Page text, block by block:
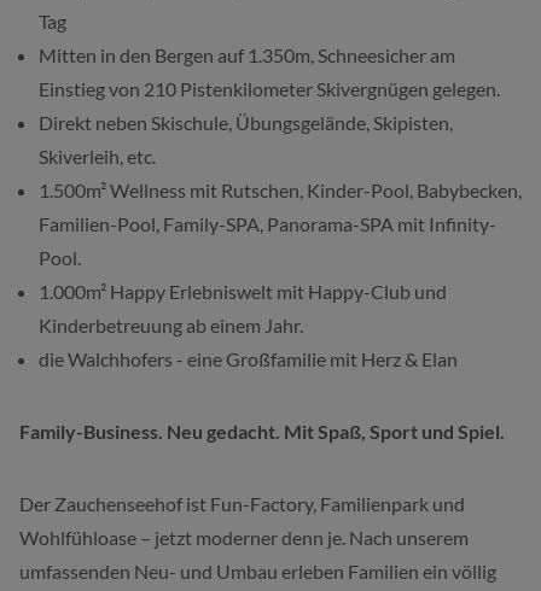
Tag
Mitten in den Bergen auf 1.350m, Schneesicher am
Einstieg von 210 Pistenkilometer Skivergnügen gelegen.
Direkt neben Skischule, Übungsgelände, Skipisten,
Skiverleih, etc.
1.500m² Wellness mit Rutschen, Kinder-Pool, Babybecken,
Familien-Pool, Family-SPA, Panorama-SPA mit Infinity-
Pool.
1.000m² Happy Erlebniswelt mit Happy-Club und
Kinderbetreuung ab einem Jahr.
die Walchhofers - eine Großfamilie mit Herz & Elan
Family-Business. Neu gedacht. Mit Spaß, Sport und Spiel.
Der Zauchenseehof ist Fun-Factory, Familienpark und
Wohlfühloase – jetzt moderner denn je. Nach unserem
umfassenden Neu- und Umbau erleben Familien ein völlig